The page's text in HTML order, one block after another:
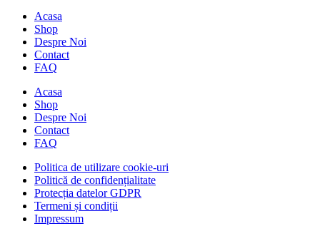
Acasa
Shop
Despre Noi
Contact
FAQ
Acasa
Shop
Despre Noi
Contact
FAQ
Politica de utilizare cookie-uri
Politică de confidențialitate
Protecția datelor GDPR
Termeni și condiții
Impressum